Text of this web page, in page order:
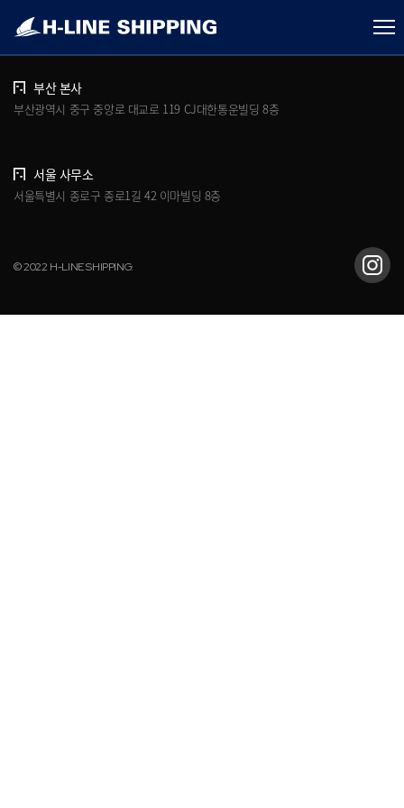
개인정보처리방침 브로슈어 다운로드
부산 본사
부산광역시 중구 중앙로 대교로 119 CJ대한통운빌딩 8층
서울 사무소
서울특별시 종로구 종로1길 42 이마빌딩 8층
© 2022 H-LINE SHIPPING.